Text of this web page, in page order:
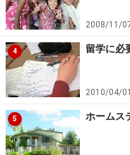
2008/11/
4 留学に必
2010/04/01
5 ホームス